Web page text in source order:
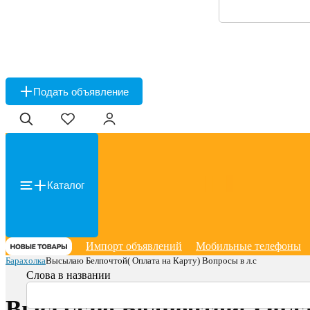
Подать объявление
Каталог
Импорт объявлений Мобильные телефоны
БарахолкаВысылаю Белпочтой( Оплата на Карту) Вопросы в л.с
Слова в названии